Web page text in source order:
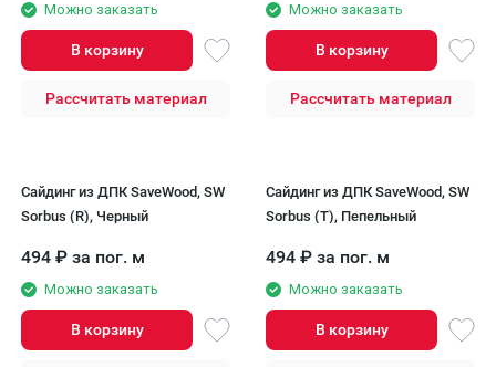
Можно заказать
В корзину
Рассчитать материал
Можно заказать
В корзину
Рассчитать материал
Сайдинг из ДПК SaveWood, SW
Sorbus (R), Черный
494 ₽ за пог. м
Можно заказать
В корзину
Сайдинг из ДПК SaveWood, SW
Sorbus (T), Пепельный
494 ₽ за пог. м
Можно заказать
В корзину